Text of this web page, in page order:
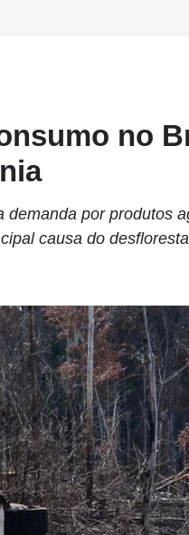
no
demanda por produtos
causa do